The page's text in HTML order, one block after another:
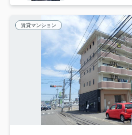
賃貸マンション